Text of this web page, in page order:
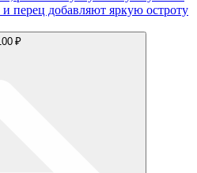
перец добавляют яркую остроту
₽